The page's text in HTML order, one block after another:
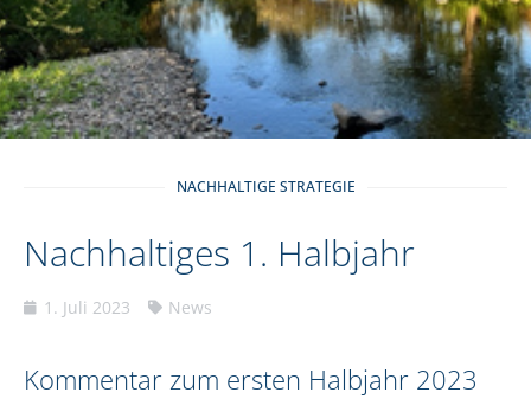
NACHHALTIGE STRATEGIE
Nachhaltiges 1. Halbjahr
1. Juli 2023 News
Kommentar zum ersten Halbjahr 2023